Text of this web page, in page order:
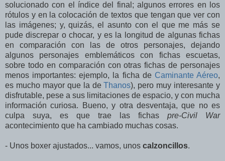
solucionado con el índice del final; algunos errores en los
rótulos y en la colocación de textos que tengan que ver con
las imágenes; y, quizás, el asunto con el que me más se
pude discrepar o chocar, y es la longitud de algunas fichas
en comparación con las de otros personajes, dejando
algunos personajes emblemáticos con fichas escuetas,
sobre todo en comparación con otras fichas de personajes
menos importantes: ejemplo, la ficha de Caminante Aéreo,
es mucho mayor que la deThanos), pero muy interesante y
disfrutable, pese a sus limitaciones de espacio, y con mucha
información curiosa. Bueno, y otra desventaja, que no es
culpa suya, es que trae las fichas pre-Civil War
acontecimiento que ha cambiado muchas cosas.
- Unos boxer ajustados... vamos, unos calzoncillos.